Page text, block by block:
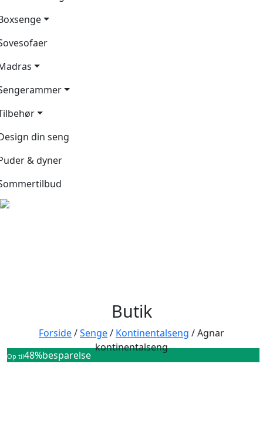
din seng
& dyner
Butik
Forside/Senge/ Kontinentalseng / Agnar
kontinentalseng
Op til48%besparelse